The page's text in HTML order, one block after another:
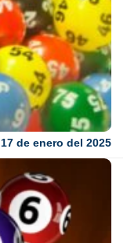
de enero del 2025